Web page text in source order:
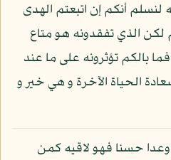
أنكم إن اتبعتم الهدى
الذي تفقدونه هو متاع
فما بالكم تؤثرونه على ما عند
الحياة الآخرة و هي خير و
حسنا فهو لاقيه كمن